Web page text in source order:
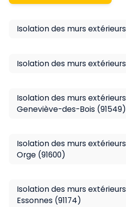
Isolation des murs
Isolation des murs
Isolation des murs
Geneviève-des-Bois (91549)
Isolation des murs
Orge (91600)
Isolation des murs
Essonnes (91174)